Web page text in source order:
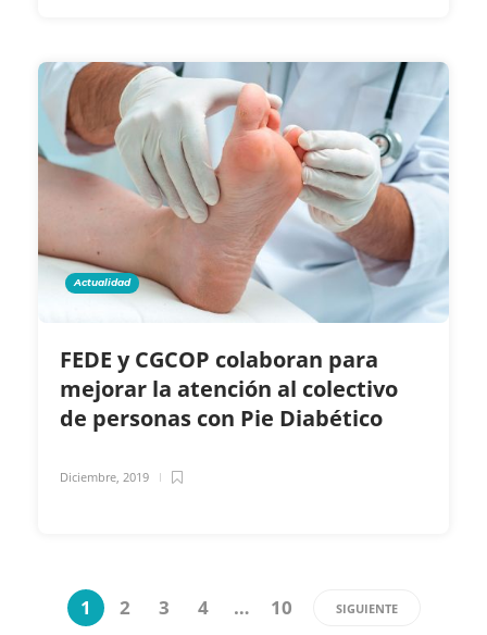
Actualidad
FEDE y CGCOP colaboran para
mejorar la atención al colectivo
de personas con Pie Diabético
Diciembre, 2019
1 2 3 4 … 10 SIGUIENTE